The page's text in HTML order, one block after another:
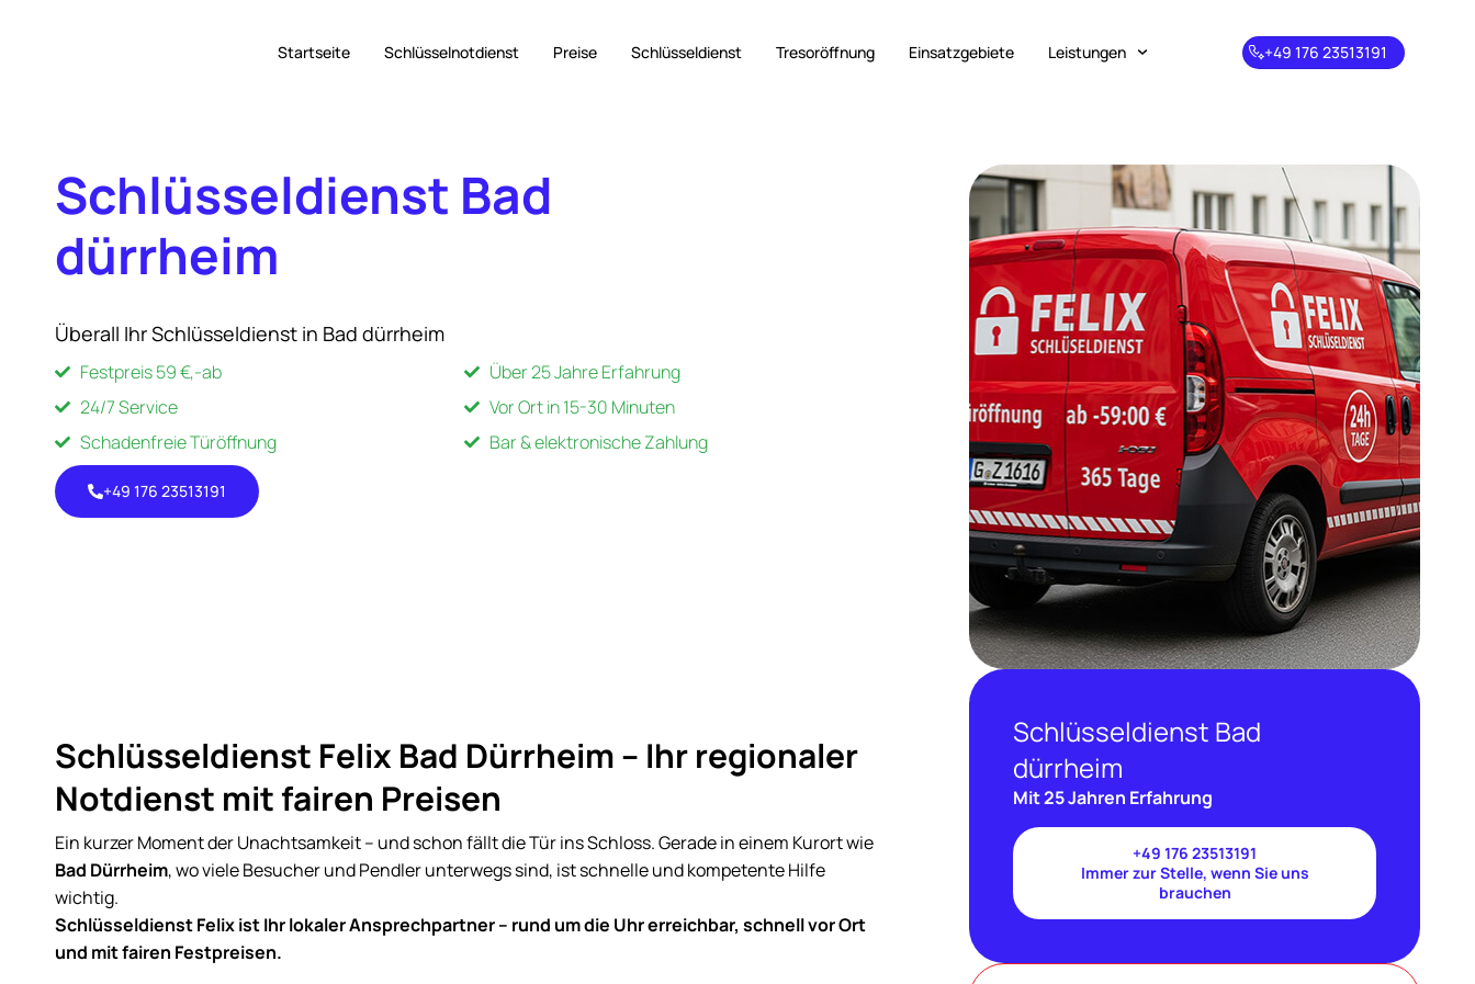
Startseite Schlüsselnotdienst Preise Schlüsseldienst Tresoröffnung Einsatzgebiete Leistungen
+49 176 23513191
Schlüsseldienst Bad
dürrheim
Überall Ihr Schlüsseldienst in Bad dürrheim
Festpreis 59 €,-ab
24/7 Service
Schadenfreie Türöffnung
Über 25 Jahre Erfahrung
Vor Ort in 15-30 Minuten
Bar & elektronische Zahlung
+49 176 23513191
Schlüsseldienst Felix Bad Dürrheim – Ihr regionaler
Notdienst mit fairen Preisen
Ein kurzer Moment der Unachtsamkeit – und schon fällt die Tür ins Schloss. Gerade in einem Kurort wie
Bad Dürrheim, wo viele Besucher und Pendler unterwegs sind, ist schnelle und kompetente Hilfe
wichtig.
Schlüsseldienst Felix ist Ihr lokaler Ansprechpartner – rund um die Uhr erreichbar, schnell vor Ort
und mit fairen Festpreisen.
Schlüsseldienst Bad
dürrheim
Mit 25 Jahren Erfahrung
+49 176 23513191
Immer zur Stelle, wenn Sie uns
brauchen